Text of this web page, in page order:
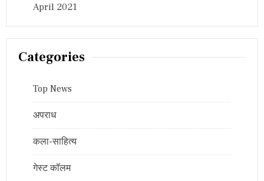
April 2021
Categories
Top News
अपराध
कला-साहित्य
गेस्ट कॉलम